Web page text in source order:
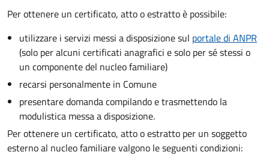
Per ottenere un certificato, atto o estratto è possibile:
utilizzare i servizi messi a disposizione sul portale di ANPR
(solo per alcuni certificati anagrafici e solo per sé stessi o
un componente del nucleo familiare)
recarsi personalmente in Comune
presentare domanda compilando e trasmettendo la
modulistica messa a disposizione.
Per ottenere un certificato, atto o estratto per un soggetto
esterno al nucleo familiare valgono le seguenti condizioni: